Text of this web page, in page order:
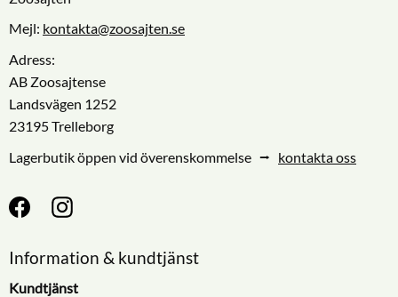
Mejl: kontakta@zoosajten.se
Adress:
AB Zoosajtense
Landsvägen 1252
23195 Trelleborg
Lagerbutik öppen vid överenskommelse ⭢ kontakta oss
Information & kundtjänst
Kundtjänst